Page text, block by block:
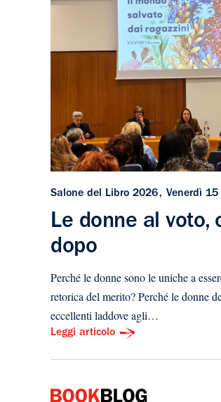
Salone del Libro 2026 Venerdì
Le donne al voto,
dopo
Perché le donne sono le uniche a
retorica del merito? Perché le donne
eccellenti laddove agli…
Leggi articolo